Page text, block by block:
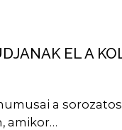
EL A
a
amikor…